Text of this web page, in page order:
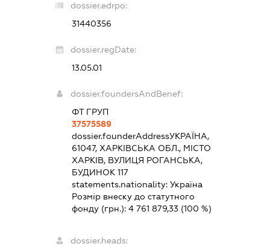
dossier.edrpo:
31440356
dossier.regDate:
13.05.01
dossier.foundersAndBenef:
ФТ ГРУП
37575589
dossier.founderAddressУКРАЇНА,
61047, ХАРКІВСЬКА ОБЛ., МІСТО
ХАРКІВ, ВУЛИЦЯ РОГАНСЬКА,
БУДИНОК 117
statements.nationality: Україна
Розмір внеску до статутного
фонду (грн.): 4 761 879,33(100 %)
dossier.heads: